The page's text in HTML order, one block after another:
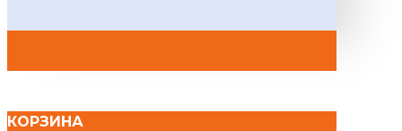
КОРЗИНА